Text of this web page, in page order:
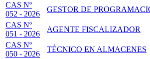
CAS Nº
052 - 2026
GESTOR DE
CAS Nº
051 - 2026
AGENTE FISCALIZADOR
CAS Nº
050 - 2026
TÉCNICO EN ALMACENES